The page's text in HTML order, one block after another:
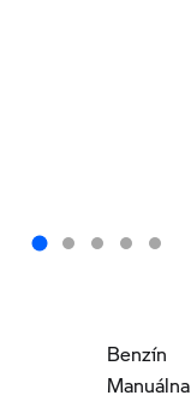
Benzín
Manuálna